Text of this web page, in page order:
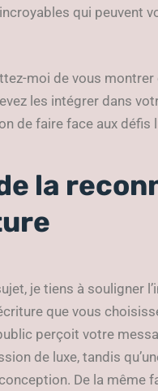
qui peuvent
moi de vous
les intégrer dans
de faire face aux défis
la
je tiens à souligner
que vous
perçoit votre
de luxe, tandis
De la même